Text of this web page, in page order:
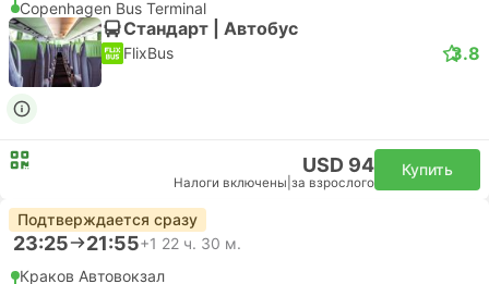
Copenhagen Bus Terminal
Стандарт | Автобус
FlixBus 3.8
USD 94
Налоги включены за взрослого
Купить
Подтверждается сразу
23:25 21:55+1 22 ч. 30 м.
Краков Автовокзал